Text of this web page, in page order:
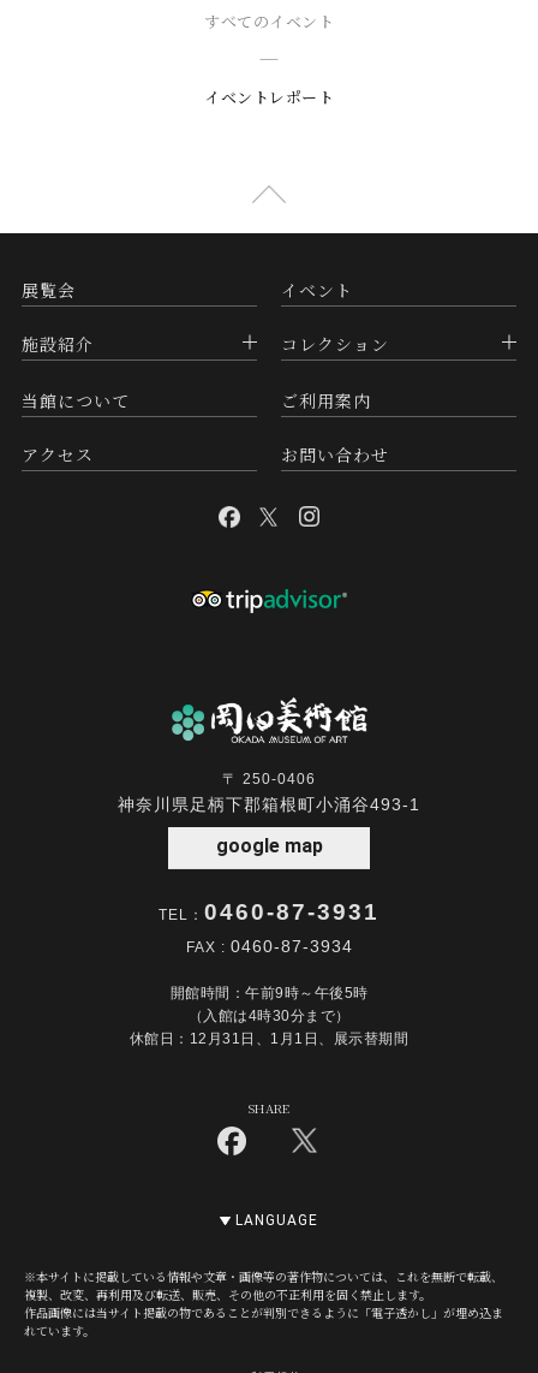
すべてのイベント
イベントレポート
展覧会
施設紹介
当館について
アクセス
イベント
コレクション
ご利用案内
お問い合わせ
〒 250-0406
神奈川県足柄下郡箱根町小涌谷493-1
google map
TEL： 0460-87-3931
FAX : 0460-87-3934
開館時間：午前9時～午後5時
（入館は4時30分まで）
休館日：12月31日、1月1日、展示替期間
SHARE
LANGUAGE
※本サイトに掲載している情報や文章・画像等の著作物については、これを無断で転載、
複製、改変、再利用及び転送、販売、その他の不正利用を固く禁止します。
作品画像には当サイト掲載の物であることが判別できるように「電子透かし」が埋め込ま
れています。